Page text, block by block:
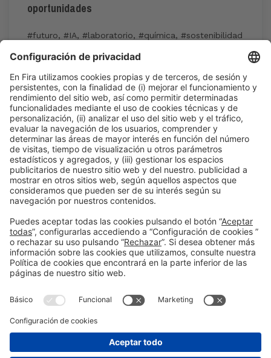
oportunidades
#futuro, #IA, #laboratorio, #química, #sostenibilidad
Mar 2
16:40h - 17:40h
Industry Showcase
Inscripción en la actividad durante la
acreditación a Expoquimia
Leer más
#EXPOQUIMIA2026
en las redes sociales